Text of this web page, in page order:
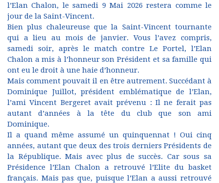
l’Elan Chalon, le samedi 9 Mai 2026 restera comme le
jour de la Saint-Vincent.
Bien plus chaleureuse que la Saint-Vincent tournante
qui a lieu au mois de janvier. Vous l’avez compris,
samedi soir, après le match contre Le Portel, l’Elan
Chalon a mis à l’honneur son Président et sa famille qui
ont eu le droit à une haie d’honneur.
Mais comment pouvait il en être autrement. Succédant à
Dominique Juillot, président emblématique de l’Elan,
l’ami Vincent Bergeret avait prévenu : Il ne ferait pas
autant d’années à la tête du club que son ami
Dominique.
Il a quand même assumé un quinquennat ! Oui cinq
années, autant que deux des trois derniers Présidents de
la République. Mais avec plus de succès. Car sous sa
Présidence l’Elan Chalon a retrouvé l’Elite du basket
français. Mais pas que, puisque l’Elan a aussi retrouvé